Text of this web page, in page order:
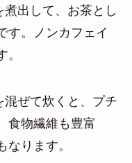
出して、お茶とし
す。ノンカフェイ
混ぜて炊くと、プチ
食物繊維も豊富
ります。